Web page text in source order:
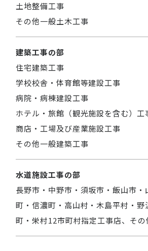
土地整備工事
その他一般土木工事
建築工事の部
住宅建築工事
学校校舎・体育館等建設工事
病院・病棟建設工事
ホテル・旅館（観光施設を含む）工
商店・工場及び産業施設工事
その他一般建築工事
水道施設工事の部
長野市・中野市・須坂市・飯山市・
町・信濃町・高山村・木島平村・野
町・栄村12市町村指定工事店、そ